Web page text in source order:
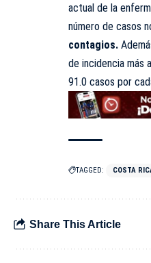
actual de la
número de casos
contagios.
de incidencia más
91.0 casos por
TAGGED: COSTA
Share This Article